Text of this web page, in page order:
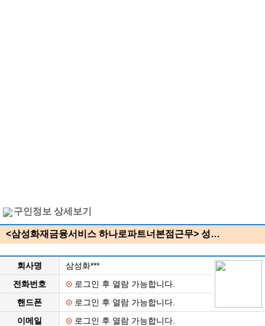
구인정보 상세보기
<삼성화재금융서비스 하나로파트너본점근무> 성…
회사명
삼성화***
전화번호
로그인 후 열람 가능합니다.
핸드폰
로그인 후 열람 가능합니다.
이메일
로그인 후 열람 가능합니다.